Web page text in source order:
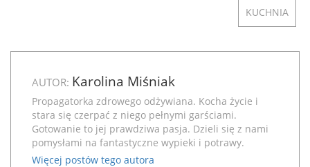
KUCHNIA
AUTOR: Karolina Miśniak
Propagatorka zdrowego odżywiana. Kocha życie i
stara się czerpać z niego pełnymi garściami.
Gotowanie to jej prawdziwa pasja. Dzieli się z nami
pomysłami na fantastyczne wypieki i potrawy.
Więcej postów tego autora